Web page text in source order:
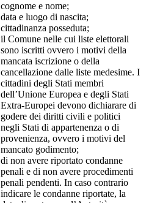
cognome e nome;
data e luogo di nascita;
cittadinanza posseduta;
il Comune nelle cui liste elettorali
sono iscritti ovvero i motivi della
mancata iscrizione o della
cancellazione dalle liste medesime. I
cittadini degli Stati membri
dell’Unione Europea e degli Stati
Extra-Europei devono dichiarare di
godere dei diritti civili e politici
negli Stati di appartenenza o di
provenienza, ovvero i motivi del
mancato godimento;
di non avere riportato condanne
penali e di non avere procedimenti
penali pendenti. In caso contrario
indicare le condanne riportate, la